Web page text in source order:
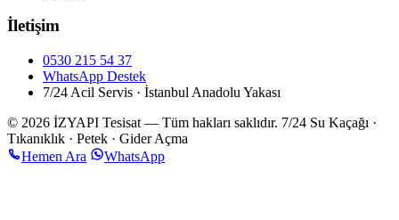
İletişim
0530 215 54 37
WhatsApp Destek
7/24 Acil Servis · İstanbul Anadolu Yakası
© 2026 İZYAPI Tesisat — Tüm hakları saklıdır. 7/24 Su Kaçağı ·
Tıkanıklık · Petek · Gider Açma
Hemen Ara
WhatsApp